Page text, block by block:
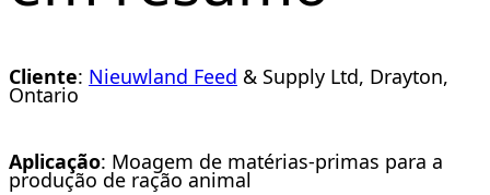
Cliente: Nieuwland Feed & Supply Ltd, Drayton,
Ontario
Aplicação: Moagem de matérias-primas para a
produção de ração animal